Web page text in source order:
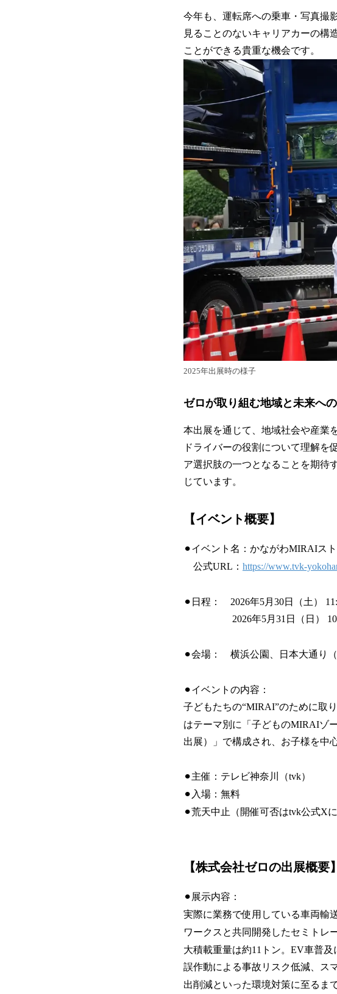
今年も、運転席への乗車・写真撮
見ることのないキャリアカーの構
ことができる貴重な機会です。
2025年出展時の様子
ゼロが取り組む地域と未来へ
本出展を通じて、地域社会や産業
ドライバーの役割について理解を
ア選択肢の一つとなることを期待
じています。
【イベント概要】
⚫︎イベント名：かながわMIRAIス
公式URL： https://www.tvk-
⚫︎日程： 2026年5月30日（土）
2026年5月31日（日）
⚫︎会場： 横浜公園、日本大通り
⚫︎イベントの内容：
子どもたちの“MIRAI”のために取
はテーマ別に「子どものMIRAIゾ
出展）」で構成され、お子様を中
⚫︎主催：テレビ神奈川（tvk）
⚫︎入場：無料
⚫︎荒天中止（開催可否はtvk公式Xに
【株式会社ゼロの出展概要】
⚫︎展示内容：
実際に業務で使用している車両輸
ワークスと共同開発したセミトレ
大積載重量は約11トン。EV車普
誤作動による事故リスク低減、ス
出削減といった環境対策に至るま